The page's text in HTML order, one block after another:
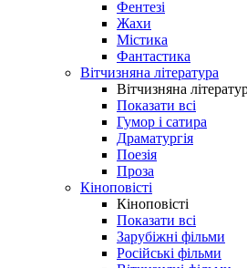
Фентезі
Жахи
Містика
Фантастика
Вітчизняна література
Вітчизняна
Показати всі
Гумор і сатира
Драматургія
Поезія
Проза
Кіноповісті
Кіноповісті
Показати всі
Зарубіжні фільми
Російські фільми